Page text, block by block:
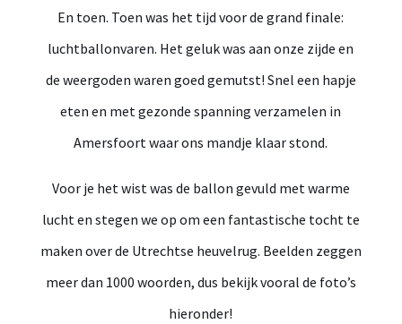
En toen. Toen was het tijd voor de grand finale:
luchtballonvaren. Het geluk was aan onze zijde en
de weergoden waren goed gemutst! Snel een hapje
eten en met gezonde spanning verzamelen in
Amersfoort waar ons mandje klaar stond.
Voor je het wist was de ballon gevuld met warme
lucht en stegen we op om een fantastische tocht te
maken over de Utrechtse heuvelrug. Beelden zeggen
meer dan 1000 woorden, dus bekijk vooral de foto’s
hieronder!